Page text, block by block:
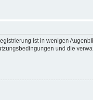
ist in wenigen
und die